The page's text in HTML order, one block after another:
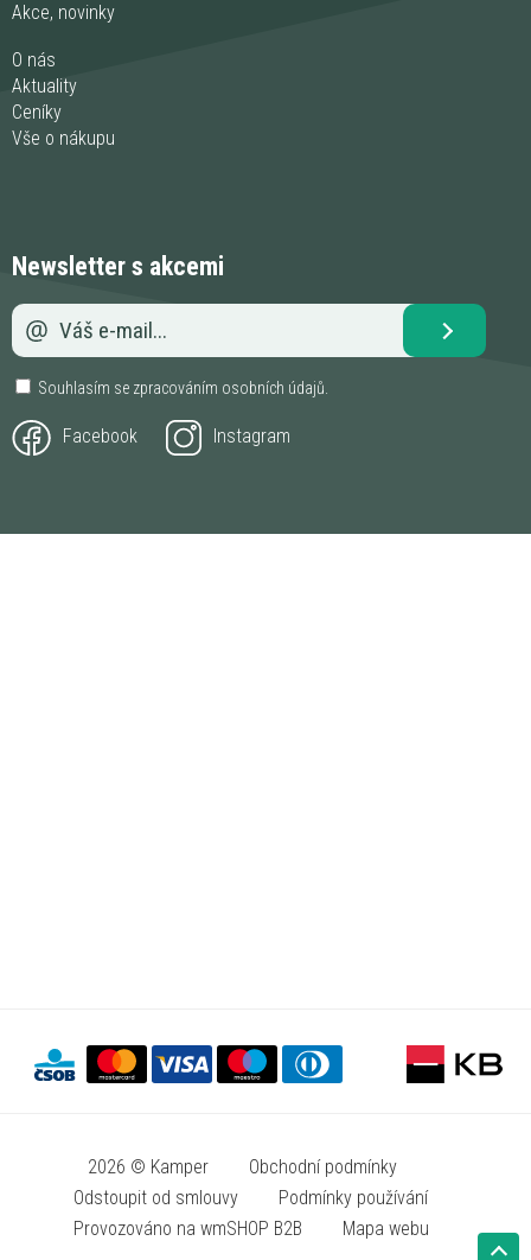
Akce, novinky
O nás
Aktuality
Ceníky
Vše o nákupu
Newsletter s akcemi
Souhlasím se zpracováním osobních údajů
Facebook Instagram
2026 © Kamper
Obchodní podmínky
Odstoupit od smlouvy
Podmínky používání
Provozováno na wmSHOP B2B
Mapa webu